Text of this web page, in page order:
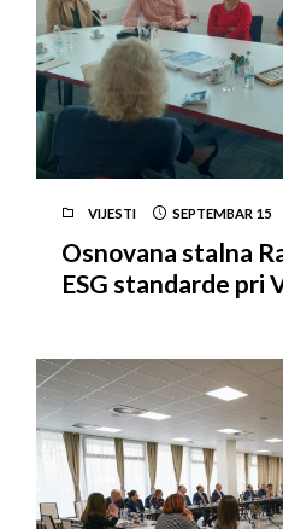
VIJESTI SEPTEMBAR 15
Osnovana stalna
ESG standarde pri